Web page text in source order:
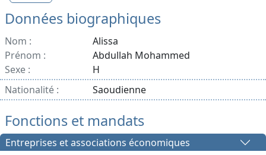
Données biographiques
Nom :
Alissa
Prénom :
Abdullah Mohammed
Sexe :
H
Nationalité :
Saoudienne
Fonctions et mandats
Entreprises et associations économiques